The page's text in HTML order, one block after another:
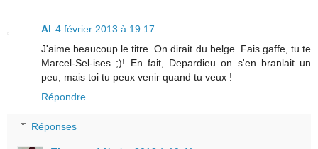
Al 4 février 2013 à 19:17
J'aime beaucoup le titre. On dirait du belge. Fais gaffe, tu te
Marcel-Sel-ises ;)! En fait, Depardieu on s'en branlait un
peu, mais toi tu peux venir quand tu veux !
Répondre
Réponses